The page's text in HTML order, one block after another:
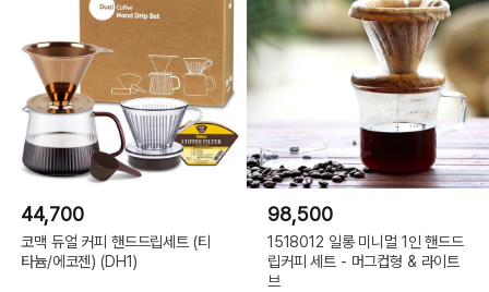
44,700
코맥 듀얼 커피 핸드드립세트 (티
타늄/에코젠) (DH1)
98,500
1518012 일롱 미니멀 1인 핸드드
립커피 세트 - 머그컵형 & 라이트
브